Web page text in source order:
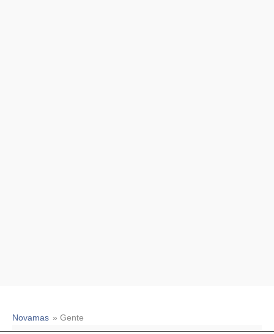
Novamas » Gente